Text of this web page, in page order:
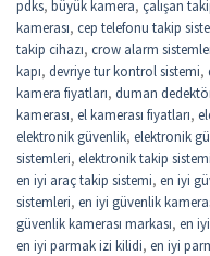
pdks, büyük kamera, çalışan
kamerası, cep telefonu takip
takip cihazı, crow alarm
kapı, devriye tur kontrol sistemi,
kamera fiyatları, duman
kamerası, el kamerası fiyatları,
elektronik güvenlik, elektronik
sistemleri, elektronik takip sistemi
en iyi araç takip sistemi, en iyi
sistemleri, en iyi güvenlik
güvenlik kamerası markası, en
en iyi parmak izi kilidi, en iyi